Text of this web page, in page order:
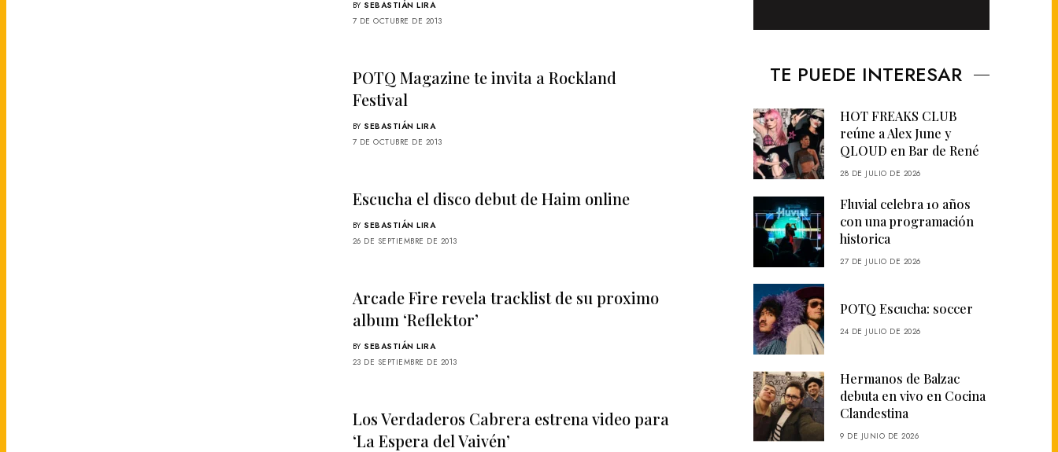
BY SEBASTIÁN LIRA
7 DE OCTUBRE DE 2013
POTQ Magazine te invita a Rockland
Festival
BY SEBASTIÁN LIRA
7 DE OCTUBRE DE 2013
Escucha el disco debut de Haim online
BY SEBASTIÁN LIRA
26 DE SEPTIEMBRE DE 2013
Arcade Fire revela tracklist de su proximo
album ‘Reflektor’
BY SEBASTIÁN LIRA
23 DE SEPTIEMBRE DE 2013
Los Verdaderos Cabrera estrena video para
‘La Espera del Vaivén’
TE PUEDE INTERESAR
HOT FREAKS CLUB
reúne a Alex June y
QLOUD en Bar de René
28 DE JULIO DE 2026
Fluvial celebra 10 años
con una programación
historica
27 DE JULIO DE 2026
POTQ Escucha: soccer
24 DE JULIO DE 2026
Hermanos de Balzac
debuta en vivo en Cocina
Clandestina
9 DE JUNIO DE 2026